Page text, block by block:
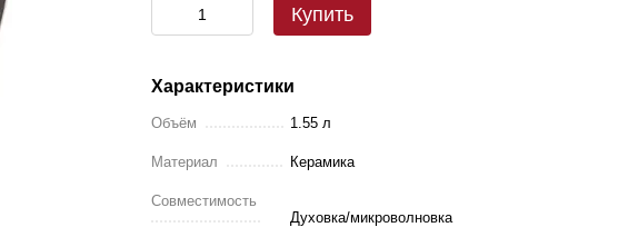
Купить
Характеристики
Объём 1.55 л
Материал Керамика
Совместимость
Духовка/микроволновка